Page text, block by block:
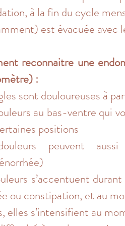
à la fin du cycle
est évacuée avec
reconnaitre une
:
sont douloureuses à
au bas-ventre qui
positions
peuvent
s’accentuent
ou constipation, et au
elles s’intensifient au